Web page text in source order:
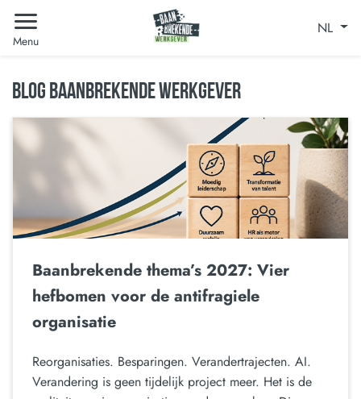
Menu
NL
BLOG BAANBREKENDE WERKGEVER
Baanbrekende thema’s 2027: Vier
hefbomen voor de antifragiele
organisatie
Reorganisaties. Besparingen. Verandertrajecten. AI.
Verandering is geen tijdelijk project meer. Het is de